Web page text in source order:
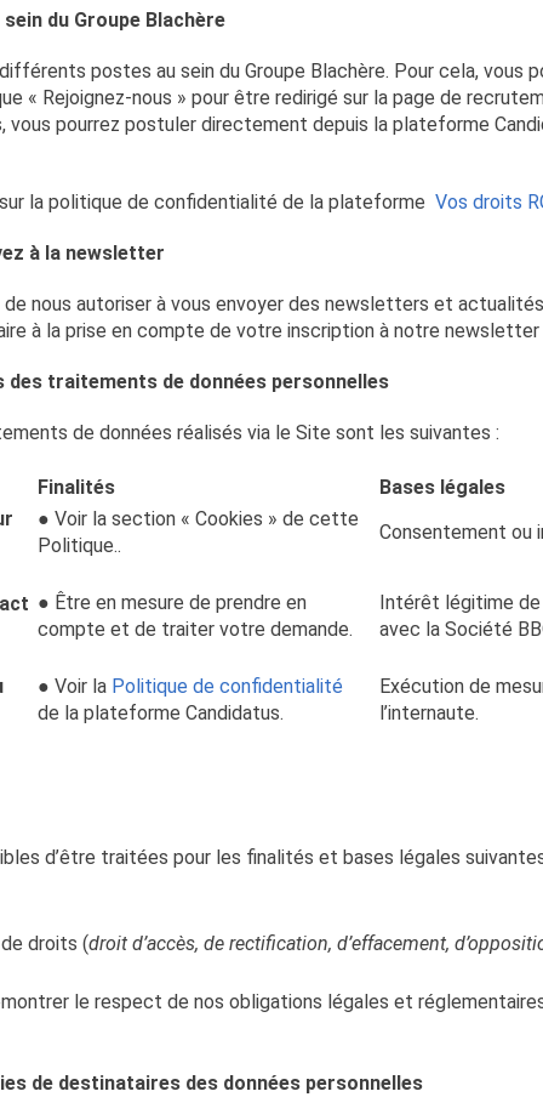
du Groupe Blachère
postes au sein du Groupe Blachère. Pour cela, vous
« Rejoignez-nous » pour être redirigé sur la page de
vous pourrez postuler directement depuis la plateforme
la politique de confidentialité de la plateforme Vos droits
à la newsletter
nous autoriser à vous envoyer des newsletters et
à la prise en compte de votre inscription à notre newsletter
traitements de données personnelles
de données réalisés via le Site sont les suivantes :
Finalités
Bases légales
● Voir la section « Cookies » de cette
Politique..
Consentement
● Être en mesure de prendre en
compte et de traiter votre demande.
Intérêt légitime
avec la Société
● Voir la Politique de confidentialité
de la plateforme Candidatus.
Exécution de
l’internaute.
d’être traitées pour les finalités et bases légales
droits (droit d’accès, de rectification, d’effacement,
le respect de nos obligations légales et
de destinataires des données personnelles